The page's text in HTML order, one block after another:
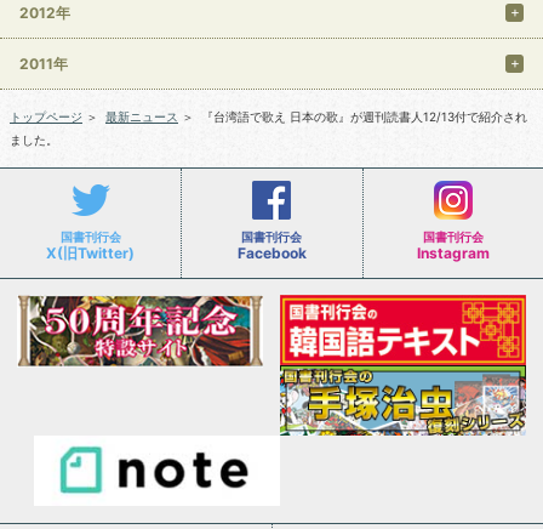
2012年
2011年
トップページ ＞ 最新ニュース ＞
『台湾語で歌え 日本の歌』が週刊読書人12/13付で紹介され
ました。
国書刊行会
X(旧Twitter)
国書刊行会
Facebook
国書刊行会
Instagram